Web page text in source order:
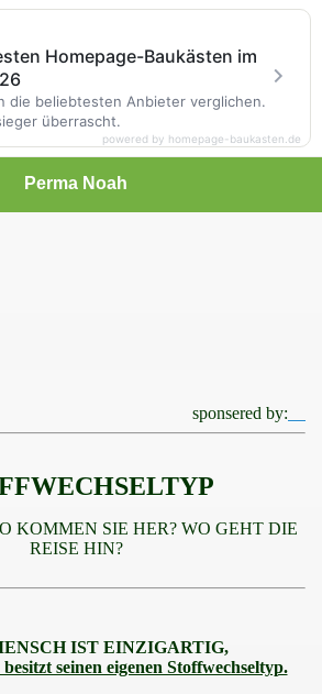
Perma Noah
sponsered by:
KOMMEN SIE HER? WO GEHT DIE
REISE HIN?
IST EINZIGARTIG,
seinen eigenen Stoffwechseltyp.
Homepage-Baukästen im
die beliebtesten Anbieter verglichen.
überrascht.
powered by homepage-baukasten.de